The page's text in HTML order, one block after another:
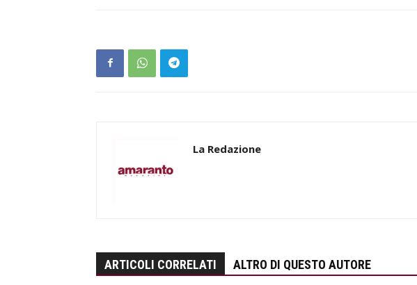
La Redazione
ARTICOLI CORRELATI ALTRO DI QUESTO AUTORE